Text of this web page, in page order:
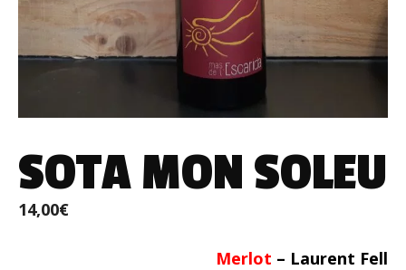
SOTA MON SOLEU
14,00€
Merlot – Laurent Fell